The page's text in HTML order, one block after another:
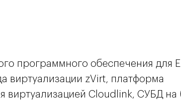
программного обеспечения для
виртуализации zVirt, платформа
виртуализацией Cloudlink, СУБД на